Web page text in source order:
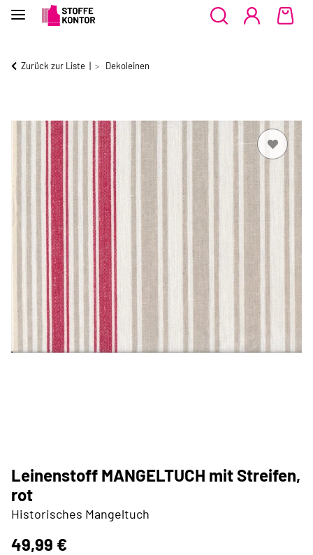
Zurück zur Liste Dekoleinen
Leinenstoff MANGELTUCH mit Streifen,
rot
Historisches Mangeltuch
49,99 €